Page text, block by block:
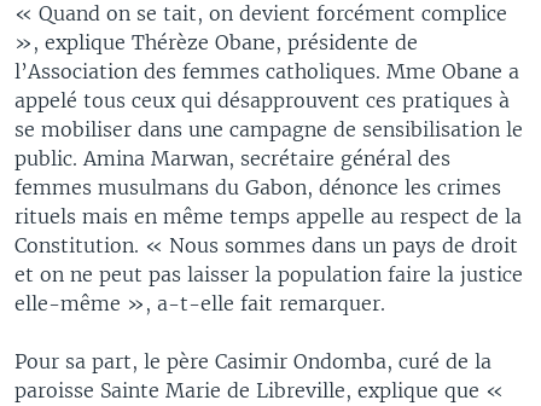
« Quand on se tait, on devient forcément complice
», explique Thérèze Obane, présidente de
l’Association des femmes catholiques. Mme Obane a
appelé tous ceux qui désapprouvent ces pratiques à
se mobiliser dans une campagne de sensibilisation le
public. Amina Marwan, secrétaire général des
femmes musulmans du Gabon, dénonce les crimes
rituels mais en même temps appelle au respect de la
Constitution. « Nous sommes dans un pays de droit
et on ne peut pas laisser la population faire la justice
elle-même », a-t-elle fait remarquer.
Pour sa part, le père Casimir Ondomba, curé de la
paroisse Sainte Marie de Libreville, explique que «